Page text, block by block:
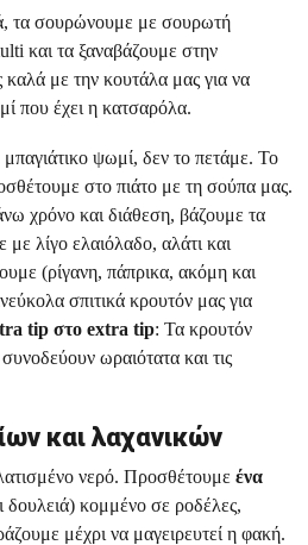
τα σουρώνουμε με σουρωτή
και τα ξαναβάζουμε στην
με την κουτάλα μας για να
που έχει η κατσαρόλα.
ψωμί, δεν το πετάμε. Το
στο πιάτο με τη σούπα μας.
χρόνο και διάθεση, βάζουμε τα
με λίγο ελαιόλαδο, αλάτι και
(ρίγανη, πάπρικα, ακόμη και
σπιτικά κρουτόν μας για
tip στο extra tip: Τα κρουτόν
ωραιότατα και τις
και λαχανικών
νερό. Προσθέτουμε ένα
δουλειά) κομμένο σε ροδέλες,
μέχρι να μαγειρευτεί η φακή.